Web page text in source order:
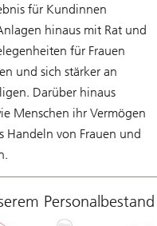
für Kundinnen
hinaus mit Rat und
für Frauen
und sich stärker an
Darüber hinaus
Menschen ihr Vermögen
Handeln von Frauen und
Personalbestand